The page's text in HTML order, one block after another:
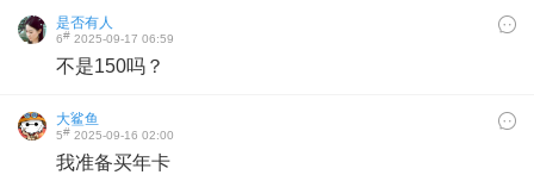
是否有人
6# 2025-09-17 06:59
不是150吗？
大鲨鱼
5# 2025-09-16 02:00
我准备买年卡